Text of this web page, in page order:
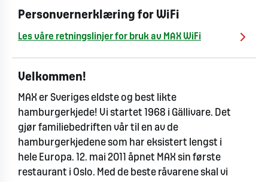
Personvernerklæring for WiFi
Les våre retningslinjer for bruk av MAX WiFi
Velkommen!
MAX er Sveriges eldste og best likte
hamburgerkjede! Vi startet 1968 i Gällivare. Det
gjør familiebedriften vår til en av de
hamburgerkjedene som har eksistert lengst i
hele Europa. 12. mai 2011 åpnet MAX sin første
restaurant i Oslo. Med de beste råvarene skal vi